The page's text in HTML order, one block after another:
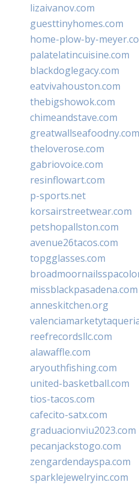
lizaivanov.com
guesttinyhomes.com
home-plow-by-
palatelatincuisine.com
blackdoglegacy.com
eatvivahouston.com
thebigshowok.com
chimeandstave.com
greatwallseafoodny.com
theloverose.com
gabriovoice.com
resinflowart.com
p-sports.net
korsairstreetwear.com
petshopallston.com
avenue26tacos.com
topgglasses.com
missblackpasadena.com
anneskitchen.org
reefrecordsllc.com
alawaffle.com
aryouthfishing.com
united-basketball.com
tios-tacos.com
cafecito-satx.com
graduacionviu2023.com
pecanjackstogo.com
zengardendayspa.com
sparklejewelryinc.com